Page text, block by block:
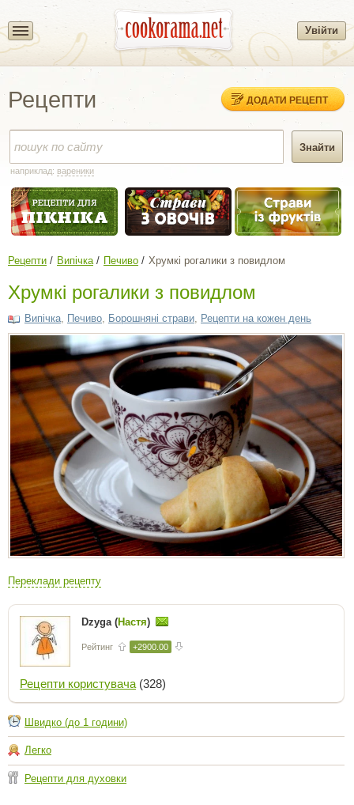
Увійти
Рецепти ДОДАТИ РЕЦЕПТ
наприклад: вареники
Рецепти Випічка Печиво Хрумкі рогалики з повидлом
Хрумкі рогалики з повидлом
Випічка Печиво Борошняні страви Рецепти на кожен день
Переклади рецепту
Dzyga (Настя)
Рейтинг +2900.00
Рецепти користувача (328)
Швидко (до 1 години)
Легко
Рецепти для духовки